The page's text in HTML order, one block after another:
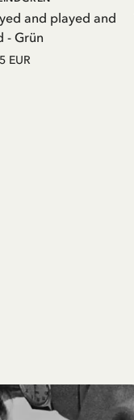
and played and
- Grün
EUR